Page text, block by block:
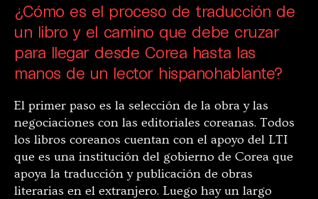
¿Cómo es el proceso de traducción de
un libro y el camino que debe cruzar
para llegar desde Corea hasta las
manos de un lector hispanohablante?
El primer paso es la selección de la obra y las
negociaciones con las editoriales coreanas. Todos
los libros coreanos cuentan con el apoyo del LTI
que es una institución del gobierno de Corea que
apoya la traducción y publicación de obras
literarias en el extranjero. Luego hay un largo